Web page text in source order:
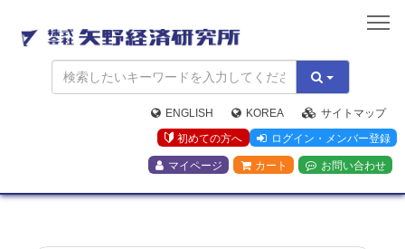
矢
野
経
済
研
究
所
ENGLISH KOREA
サイトマップ
初めての方へ
ログイン・メンバー登録
マイページ カート お問い合わせ